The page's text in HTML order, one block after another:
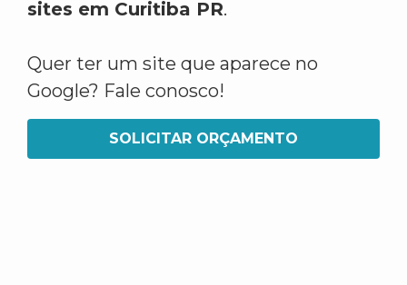
sites em Curitiba PR.
Quer ter um site que aparece no
Google? Fale conosco!
SOLICITAR ORÇAMENTO